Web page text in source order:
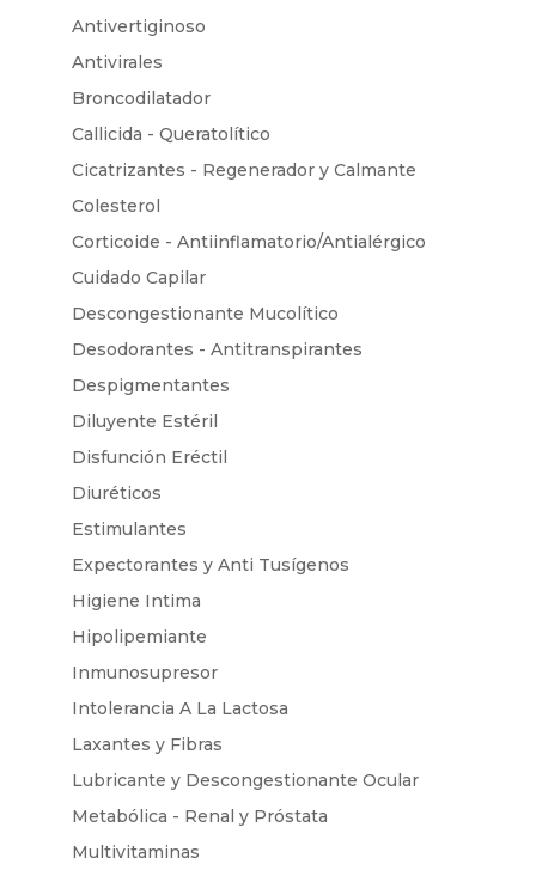
Antivertiginoso
Antivirales
Broncodilatador
Callicida - Queratolítico
Cicatrizantes - Regenerador y Calmante
Colesterol
Corticoide - Antiinflamatorio/Antialérgico
Cuidado Capilar
Descongestionante Mucolítico
Desodorantes - Antitranspirantes
Despigmentantes
Diluyente Estéril
Disfunción Eréctil
Diuréticos
Estimulantes
Expectorantes y Anti Tusígenos
Higiene Intima
Hipolipemiante
Inmunosupresor
Intolerancia A La Lactosa
Laxantes y Fibras
Lubricante y Descongestionante Ocular
Metabólica - Renal y Próstata
Multivitaminas